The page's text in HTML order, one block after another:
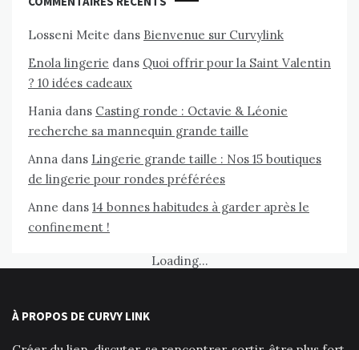
Losseni Meite dans Bienvenue sur Curvylink
Enola lingerie dans Quoi offrir pour la Saint Valentin
? 10 idées cadeaux
Hania dans Casting ronde : Octavie & Léonie
recherche sa mannequin grande taille
Anna dans Lingerie grande taille : Nos 15 boutiques
de lingerie pour rondes préférées
Anne dans 14 bonnes habitudes à garder après le
confinement !
Loading...
À PROPOS DE CURVY LINK